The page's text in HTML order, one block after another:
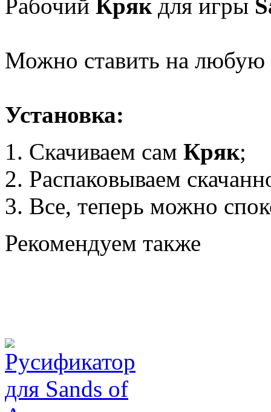
Рабочий Крякдля игры
Можно ставить на любую
Установка:
Скачиваем сам Кряк;
Распаковываем
Все, теперь можно
Рекомендуем также